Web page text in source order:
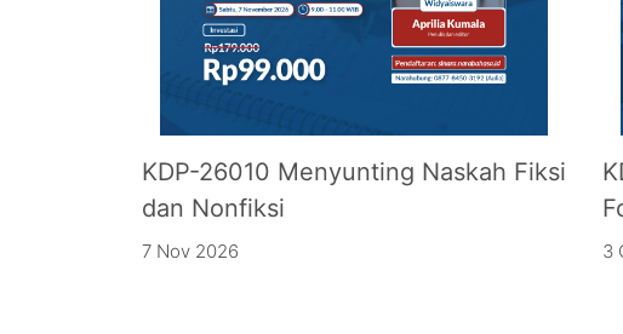
KDP-26010 Menyunting Naskah Fiksi
dan Nonfiksi
7 Nov 2026 3